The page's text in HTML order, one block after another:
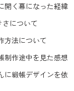
開く幕になった経緯
さについて
方法について
制作途中を見た感想
に緞帳デザインを依